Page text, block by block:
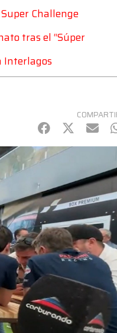
Challenge
tras el “Súper
Interlagos
Facebook
Twitter
mail